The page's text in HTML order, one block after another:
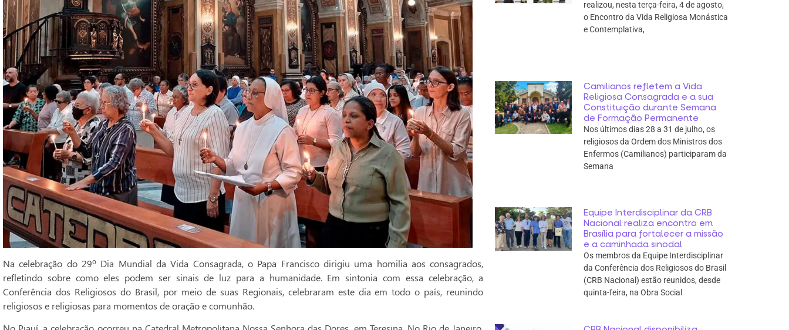
Na celebração do 29º Dia Mundial da Vida Consagrada, o Papa Francisco dirigiu uma homilia aos consagrados,
refletindo sobre como eles podem ser sinais de luz para a humanidade. Em sintonia com essa celebração, a
Conferência dos Religiosos do Brasil, por meio de suas Regionais, celebraram este dia em todo o país, reunindo
religiosos e religiosas para momentos de oração e comunhão.
realizou, nesta terça-feira, 4 de agosto,
o Encontro da Vida Religiosa Monástica
e Contemplativa,
Camilianos refletem a Vida
Religiosa Consagrada e a sua
Constituição durante Semana
de Formação Permanente
Nos últimos dias 28 a 31 de julho, os
religiosos da Ordem dos Ministros dos
Enfermos (Camilianos) participaram da
Semana
Equipe Interdisciplinar da CRB
Nacional realiza encontro em
Brasília para fortalecer a missão
e a caminhada sinodal
Os membros da Equipe Interdisciplinar
da Conferência dos Religiosos do Brasil
(CRB Nacional) estão reunidos, desde
quinta-feira, na Obra Social